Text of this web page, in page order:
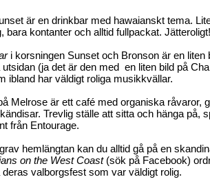
är en drinkbar med hawaianskt tema.
bara kontanter och alltid fullpackat.
i korsningen Sunset och Bronson är en liten
(ja det är den med en liten bild på
ibland har väldigt roliga musikkvällar.
Melrose är ett café med organiska råvaror,
Trevlig ställe att sitta och hänga på,
från Entourage.
hemlängtan kan du alltid gå på en
on the West Coast(sök på Facebook)
valborgsfest som var väldigt rolig.